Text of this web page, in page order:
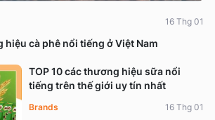
hiệu cà phê nổi tiếng ở Việt Nam
16 Thg 01
TOP 10 các thương hiệu sữa nổi
tiếng trên thế giới uy tín nhất
Brands 16 Thg 01